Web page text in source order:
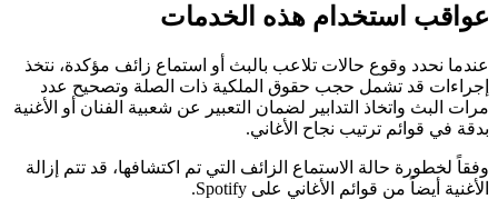
عواقب استخدام هذه الخدمات
عندما نحدد وقوع حالات تلاعب بالبث أو استماع زائف مؤكدة، نتخذ
إجراءات قد تشمل حجب حقوق الملكية ذات الصلة وتصحيح عدد
مرات البث واتخاذ التدابير لضمان التعبير عن شعبية الفنان أو الأغنية
بدقة في قوائم ترتيب نجاح الأغاني.
وفقاً لخطورة حالة الاستماع الزائف التي تم اكتشافها، قد تتم إزالة
الأغنية أيضاً من قوائم الأغاني على Spotify.